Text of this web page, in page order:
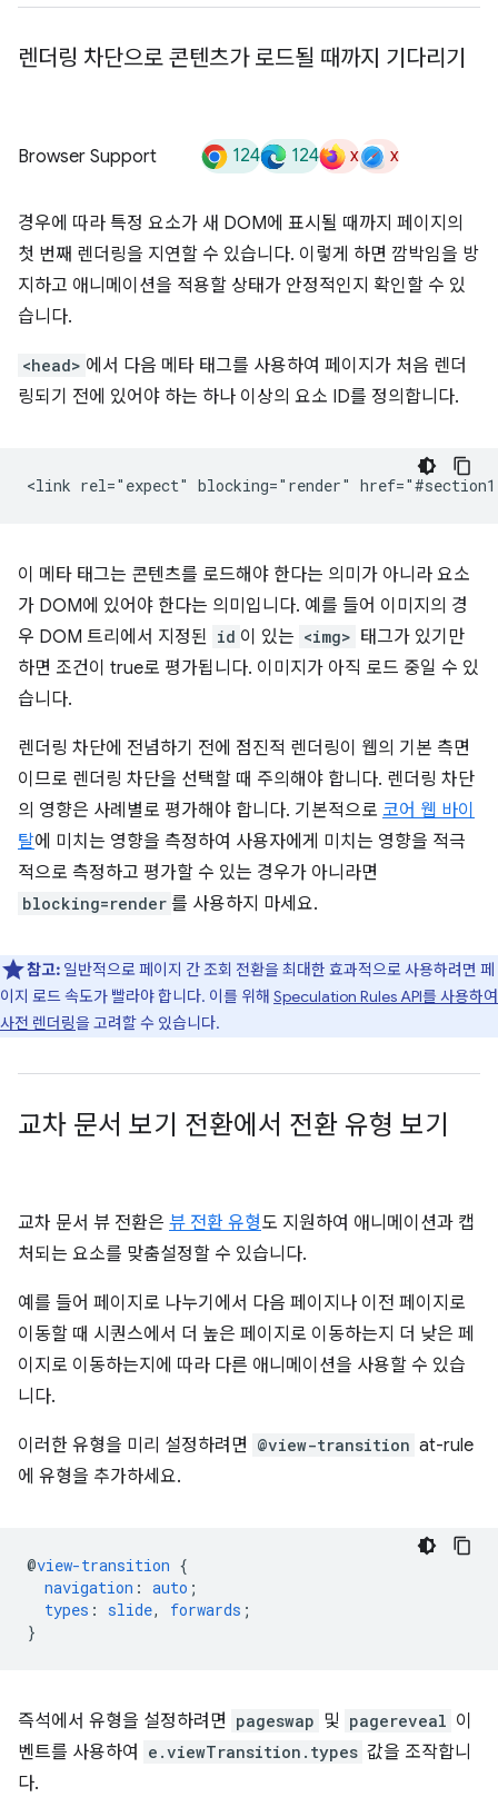
렌더링 차단으로 콘텐츠가 로드될 때까지 기다리기
Browser Support 124 124 x x
경우에 따라 특정 요소가 새 DOM에 표시될 때까지 페이지의
첫 번째 렌더링을 지연할 수 있습니다. 이렇게 하면 깜박임을 방
지하고 애니메이션을 적용할 상태가 안정적인지 확인할 수 있
습니다.
<head> 에서 다음 메타 태그를 사용하여 페이지가 처음 렌더
링되기 전에 있어야 하는 하나 이상의 요소 ID를 정의합니다.
이 메타 태그는 콘텐츠를 로드해야 한다는 의미가 아니라 요소
가 DOM에 있어야 한다는 의미입니다. 예를 들어 이미지의 경
우 DOM 트리에서 지정된 id 이 있는 <img> 태그가 있기만
하면 조건이 true로 평가됩니다. 이미지가 아직 로드 중일 수 있
습니다.
렌더링 차단에 전념하기 전에 점진적 렌더링이 웹의 기본 측면
이므로 렌더링 차단을 선택할 때 주의해야 합니다. 렌더링 차단
의 영향은 사례별로 평가해야 합니다. 기본적으로 코어 웹 바이
탈에 미치는 영향을 측정하여 사용자에게 미치는 영향을 적극
적으로 측정하고 평가할 수 있는 경우가 아니라면
blocking=render 를 사용하지 마세요.
참고: 일반적으로 페이지 간 조회 전환을 최대한 효과적으로 사용하려면 페
이지 로드 속도가 빨라야 합니다. 이를 위해 Speculation Rules API를 사용하여
사전 렌더링을 고려할 수 있습니다.
교차 문서 보기 전환에서 전환 유형 보기
교차 문서 뷰 전환은 뷰 전환 유형도 지원하여 애니메이션과 캡
처되는 요소를 맞춤설정할 수 있습니다.
예를 들어 페이지로 나누기에서 다음 페이지나 이전 페이지로
이동할 때 시퀀스에서 더 높은 페이지로 이동하는지 더 낮은 페
이지로 이동하는지에 따라 다른 애니메이션을 사용할 수 있습
니다.
이러한 유형을 미리 설정하려면 @view-transition at-rule
에 유형을 추가하세요.
@view-transition {
navigation : auto ;
types : slide, forwards ;
}
즉석에서 유형을 설정하려면 pageswap 및 pagereveal 이
벤트를 사용하여
e.viewTransition.types 값을 조작합니
다.